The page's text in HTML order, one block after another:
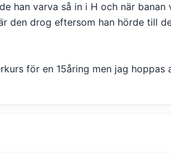
han varva så in i H och när banan
den drog eftersom han hörde till
för en 15åring men jag